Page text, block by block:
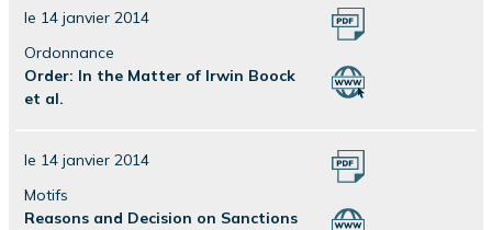
le 14 janvier 2014
Ordonnance
Order: In the Matter of Irwin Boock
et al.
le 14 janvier 2014
Motifs
Reasons and Decision on Sanctions